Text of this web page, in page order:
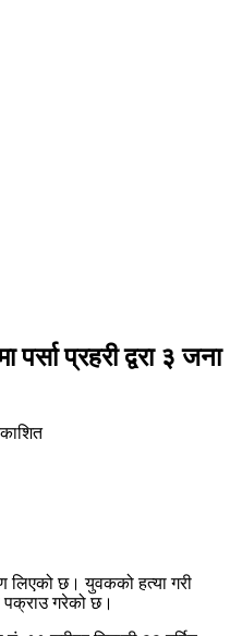
प्रहरी द्वरा ३ जना
लिएको छ। युवकको हत्या गरी
पक्राउ गरेको छ।